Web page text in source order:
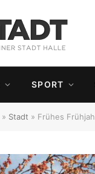
SPORT
» Stadt » Frühes